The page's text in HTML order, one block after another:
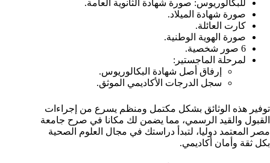
للبكالوريوس: صورة شهادة الثانوية العامة.
صورة شهادة الميلاد.
كارت العائلة.
صورة الهوية الوطنية.
6 صور شخصية.
لمرحلة الماجستير:
إرفاق أصل شهادة البكالوريوس.
سجل الدرجات الأكاديمي الموثق.
توفير هذه الوثائق بشكل مكتمل ومنظم يسرع من إجراءات
القبول والقيد الرسمي، مما يضمن لك مكانا في صرح جامعة
مصر المعتمد دوليا، لتبدأ دراستك في مجال العلوم الصحية
بكل ثقة وأمان أكاديمي.